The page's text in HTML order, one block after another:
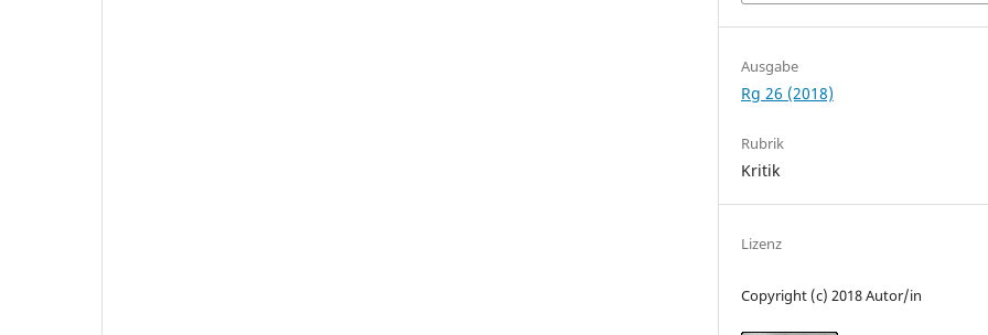
Ausgabe
Rg 26 (2018)
Rubrik
Kritik
Lizenz
Copyright (c) 2018 Autor/in